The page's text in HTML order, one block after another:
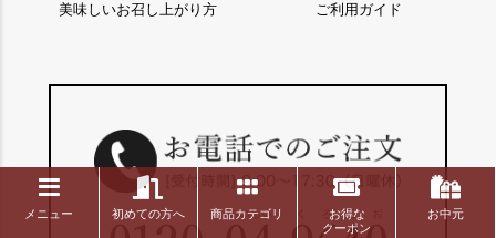
美味しいお召し上がり方 ご利用ガイド
メニュー 初めての方へ 商品カテゴリ
お得な
クーポン
お中元